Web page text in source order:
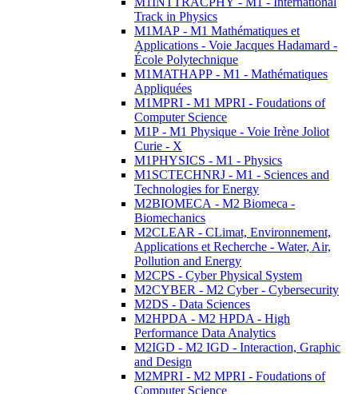
Track in Physics
M1MAP - M1 Mathématiques et
Applications - Voie Jacques Hadamard -
École Polytechnique
M1MATHAPP - M1 - Mathématiques
Appliquées
M1MPRI - M1 MPRI - Foudations of
Computer Science
M1P - M1 Physique - Voie Irène Joliot
Curie - X
M1PHYSICS - M1 - Physics
M1SCTECHNRJ - M1 - Sciences and
Technologies for Energy
M2BIOMECA - M2 Biomeca -
Biomechanics
M2CLEAR - CLimat, Environnement,
Applications et Recherche - Water, Air,
Pollution and Energy
M2CPS - Cyber Physical System
M2CYBER - M2 Cyber - Cybersecurity
M2DS - Data Sciences
M2HPDA - M2 HPDA - High
Performance Data Analytics
M2IGD - M2 IGD - Interaction, Graphic
and Design
M2MPRI - M2 MPRI - Foudations of
Computer Science